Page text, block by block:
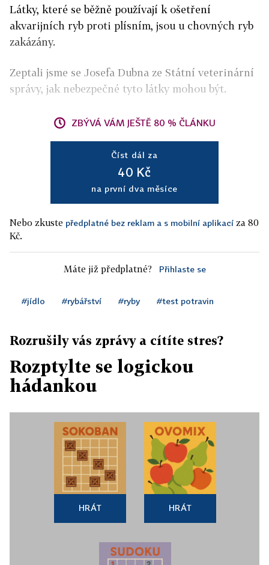
Látky, které se běžně používají k ošetření
akvarijních ryb proti plísním, jsou u chovných ryb
zakázány.
Zeptali jsme se Josefa Dubna ze Státní veterinární
správy, jak nebezpečné tyto látky mohou být.
ZBÝVÁ VÁM JEŠTĚ 80 % ČLÁNKU
Číst dál za
40 Kč
na první dva měsíce
Nebo zkuste předplatné bez reklam a s mobilní aplikací za 80
Kč.
Máte již předplatné? Přihlaste se
#jídlo #rybářství #ryby #test potravin
Rozrušily vás zprávy a cítíte stres?
Rozptylte se logickou
hádankou
HRÁT HRÁT